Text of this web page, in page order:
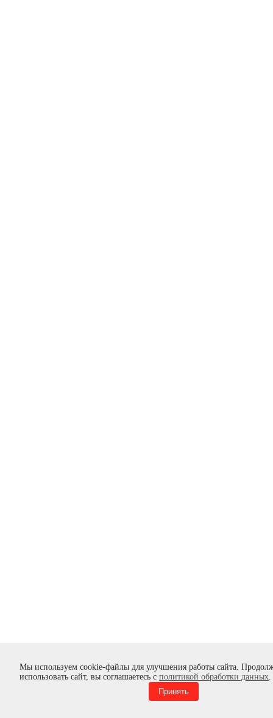
Мы используем cookie-файлы для улучшения работы сайта.
использовать сайт, вы соглашаетесь с политикой обработки данных.
Принять